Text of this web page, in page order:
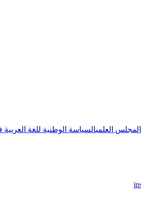
المجلس العلميالسياسة الوطنية للغة